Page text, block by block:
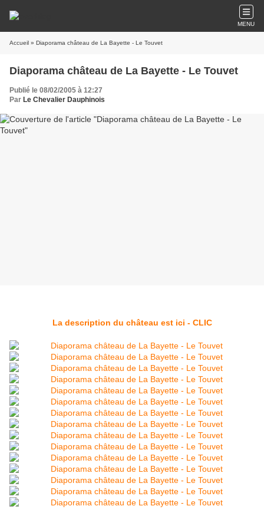
MENU
Accueil » Diaporama château de La Bayette - Le Touvet
Diaporama château de La Bayette - Le Touvet
Publié le 08/02/2005 à 12:27
Par Le Chevalier Dauphinois
La description du château est ici - CLIC